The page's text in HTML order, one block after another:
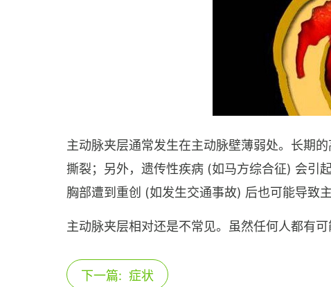
主动脉夹层通常发生在主动脉壁薄弱处。长期
撕裂；另外，遗传性疾病 (如马方综合征) 会引
胸部遭到重创 (如发生交通事故) 后也可能导致主
主动脉夹层相对还是不常见。虽然任何人都有
下一篇: 症状